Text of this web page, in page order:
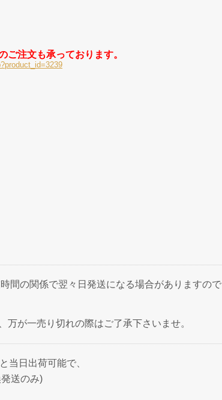
ご注文も承っております。
間の関係で翌々日発送になる場合がありますので
万が一売り切れの際はご了承下さいませ。
当日出荷可能で、
送のみ)